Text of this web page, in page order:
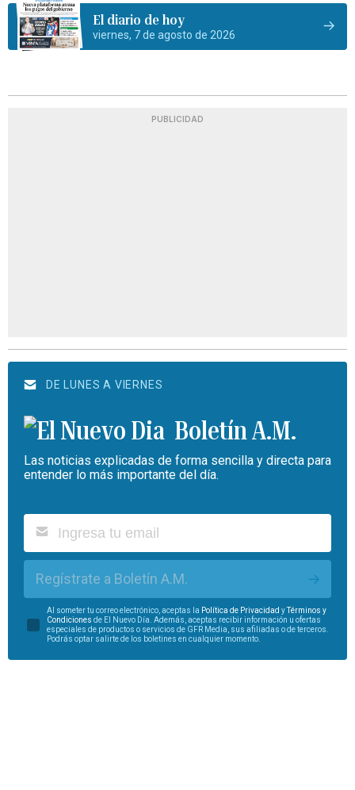
El diario de hoy
viernes, 7 de agosto de 2026
PUBLICIDAD
DE LUNES A VIERNES
Boletín A.M.
Las noticias explicadas de forma sencilla y directa para
entender lo más importante del día.
Regístrate a Boletín A.M.
Al someter tu correo electrónico, aceptas la Política de Privacidad yTérminos y
Condiciones de El Nuevo Día. Además, aceptas recibir información u ofertas
especiales de productos o servicios de GFR Media, sus afiliadas o de terceros.
Podrás optar salirte de los boletines en cualquier momento.